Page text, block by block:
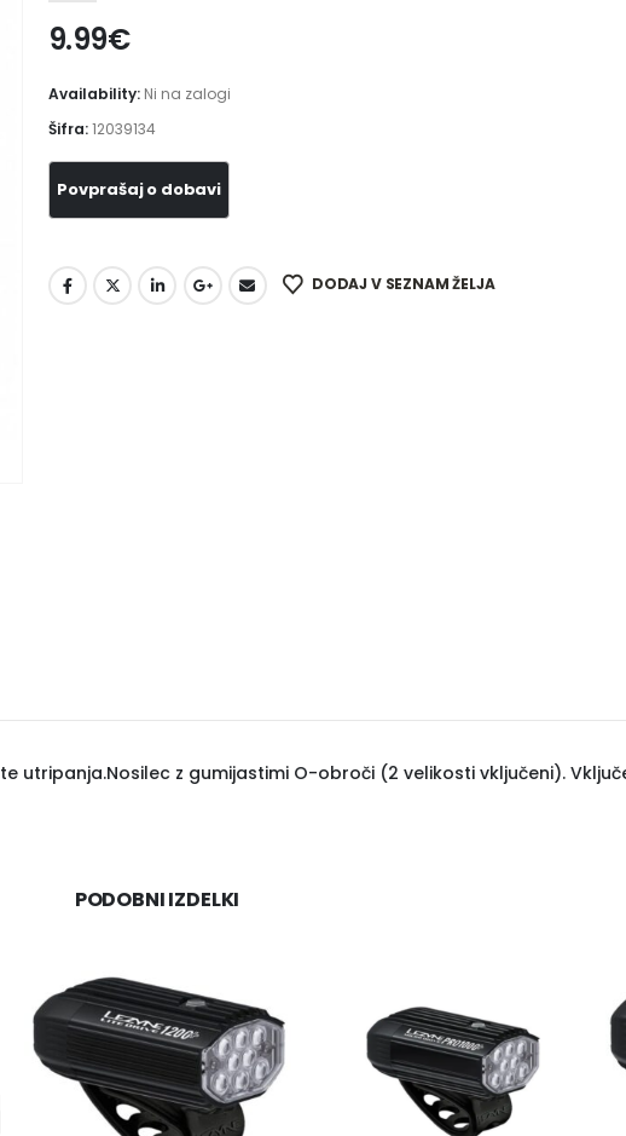
9.99€
Availability: Ni na zalogi
Šifra:12039134
DODAJ V SEZNAM ŽELJA
utripanja.Nosilec z gumijastimi O-obroči (2 velikosti vključeni).
PODOBNI IZDELKI